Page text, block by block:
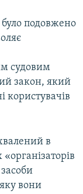
подовжено
судовим
закон, який
користувачів
в
вони